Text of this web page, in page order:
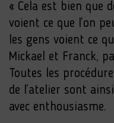
« Cela est bien que
voient ce que l’on
les gens voient ce
Mickael et Franck,
Toutes les
de l’atelier sont
avec enthousiasme.